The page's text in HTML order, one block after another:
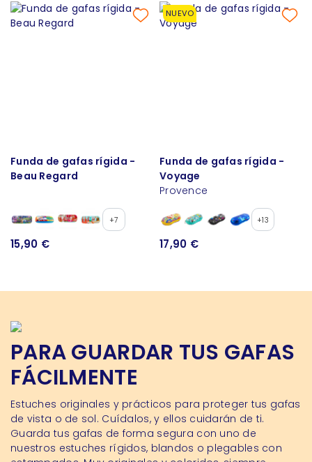
Funda de gafas rígida -
Beau Regard
+7
15,90 €
NUEVO
Funda de gafas rígida -
Voyage
Provence
+13
17,90 €
PARA GUARDAR TUS GAFAS
FÁCILMENTE
Estuches originales y prácticos para proteger tus gafas
de vista o de sol. Cuídalos, y ellos cuidarán de ti.
Guarda tus gafas de forma segura con uno de
nuestros estuches rígidos, blandos o plegables con